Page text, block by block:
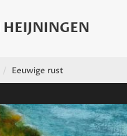
Eeuwige rust